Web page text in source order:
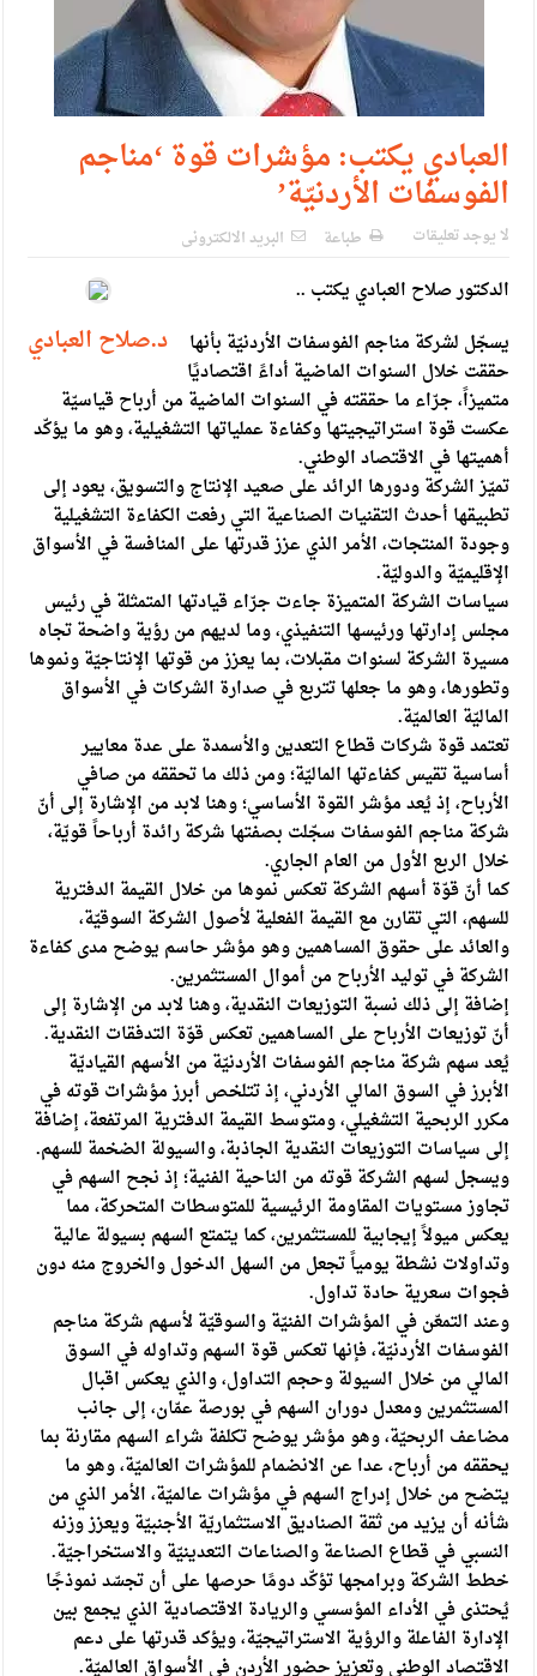
الملك يتلقى اتصالا هاتفيا من العاهل البحريني
القاضي محمود أحمد فريحات.. مبارك ومزيدا من التوفيق
العبادي يكتب: مؤشرات قوة ‘مناجم
الفوسفات الأردنيّة’
لا يوجد تعليقات طباعة البريد الالكترونى
د.صلاح العبادي
الدكتور صلاح العبادي يكتب ..
يسجّل لشركة مناجم الفوسفات الأردنيّة بأنها
حققت خلال السنوات الماضية أداءً اقتصاديًا
متميزاً، جرّاء ما حققته في السنوات الماضية من أرباح قياسيّة
عكست قوة استراتيجيتها وكفاءة عملياتها التشغيلية، وهو ما يؤكّد
أهميتها في الاقتصاد الوطني.
تميّز الشركة ودورها الرائد على صعيد الإنتاج والتسويق، يعود إلى
تطبيقها أحدث التقنيات الصناعية التي رفعت الكفاءة التشغيلية
وجودة المنتجات، الأمر الذي عزز قدرتها على المنافسة في الأسواق
الإقليميّة والدوليّة.
سياسات الشركة المتميزة جاءت جرّاء قيادتها المتمثلة في رئيس
مجلس إدارتها ورئيسها التنفيذي، وما لديهم من رؤية واضحة تجاه
مسيرة الشركة لسنوات مقبلات، بما يعزز من قوتها الإنتاجيّة ونموها
وتطورها، وهو ما جعلها تتربع في صدارة الشركات في الأسواق
الماليّة العالميّة.
تعتمد قوة شركات قطاع التعدين والأسمدة على عدة معايير
أساسية تقيس كفاءتها الماليّة؛ ومن ذلك ما تحققه من صافي
الأرباح، إذ يُعد مؤشر القوة الأساسي؛ وهنا لابد من الإشارة إلى أنّ
شركة مناجم الفوسفات سجّلت بصفتها شركة رائدة أرباحاً قويّة،
خلال الربع الأول من العام الجاري.
كما أنّ قوّة أسهم الشركة تعكس نموها من خلال القيمة الدفترية
للسهم، التي تقارن مع القيمة الفعلية لأصول الشركة السوقيّة،
والعائد على حقوق المساهمين وهو مؤشر حاسم يوضح مدى كفاءة
الشركة في توليد الأرباح من أموال المستثمرين.
إضافة إلى ذلك نسبة التوزيعات النقدية، وهنا لابد من الإشارة إلى
أنّ توزيعات الأرباح على المساهمين تعكس قوّة التدفقات النقدية.
يُعد سهم شركة مناجم الفوسفات الأردنيّة من الأسهم القياديّة
الأبرز في السوق المالي الأردني، إذ تتلخص أبرز مؤشرات قوته في
مكرر الربحية التشغيلي، ومتوسط القيمة الدفترية المرتفعة، إضافة
إلى سياسات التوزيعات النقدية الجاذبة، والسيولة الضخمة للسهم.
ويسجل لسهم الشركة قوته من الناحية الفنية؛ إذ نجح السهم في
تجاوز مستويات المقاومة الرئيسية للمتوسطات المتحركة، مما
يعكس ميولاً إيجابية للمستثمرين، كما يتمتع السهم بسيولة عالية
وتداولات نشطة يومياً تجعل من السهل الدخول والخروج منه دون
فجوات سعرية حادة تداول.
وعند التمعّن في المؤشرات الفنيّة والسوقيّة لأسهم شركة مناجم
الفوسفات الأردنيّة، فإنها تعكس قوة السهم وتداوله في السوق
المالي من خلال السيولة وحجم التداول، والذي يعكس اقبال
المستثمرين ومعدل دوران السهم في بورصة عمّان، إلى جانب
مضاعف الربحيّة، وهو مؤشر يوضح تكلفة شراء السهم مقارنة بما
يحققه من أرباح، عدا عن الانضمام للمؤشرات العالميّة، وهو ما
يتضح من خلال إدراج السهم في مؤشرات عالميّة، الأمر الذي من
شأنه أن يزيد من ثقة الصناديق الاستثماريّة الأجنبيّة ويعزز وزنه
النسبي في قطاع الصناعة والصناعات التعدينيّة والاستخراجيّة.
خطط الشركة وبرامجها تؤكّد دومًا حرصها على أن تجسّد نموذجًا
يُحتذى في الأداء المؤسسي والريادة الاقتصادية الذي يجمع بين
الإدارة الفاعلة والرؤية الاستراتيجيّة، ويؤكد قدرتها على دعم
الاقتصاد الوطني وتعزيز حضور الأردن في الأسواق العالميّة.